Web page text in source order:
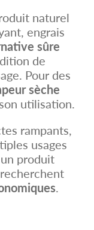
naturel
engrais
sûre
de
Pour des
sèche
utilisation.
rampants,
usages
produit
.